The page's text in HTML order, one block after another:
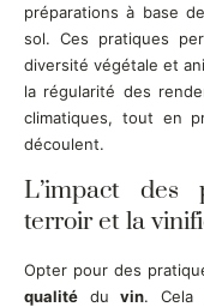
préparations à base
sol. Ces pratiques
diversité végétale et
la régularité des
climatiques, tout en
découlent.
L’impact des
terroir et la
Opter pour des
qualité du vin. Cela